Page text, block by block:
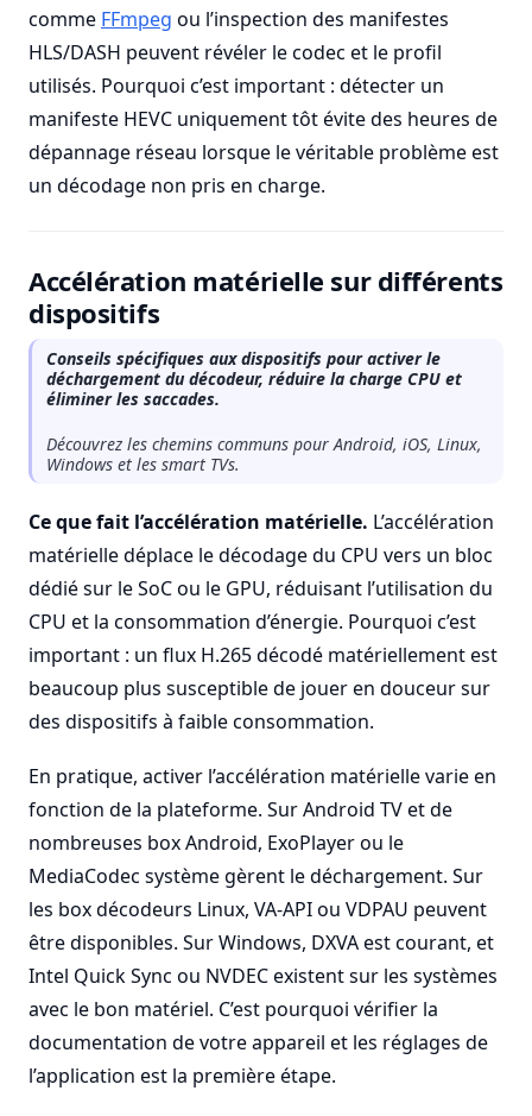
comme FFmpeg ou l’inspection des manifestes
HLS/DASH peuvent révéler le codec et le profil
utilisés. Pourquoi c’est important : détecter un
manifeste HEVC uniquement tôt évite des heures de
dépannage réseau lorsque le véritable problème est
un décodage non pris en charge.
Accélération matérielle sur différents
dispositifs
Conseils spécifiques aux dispositifs pour activer le
déchargement du décodeur, réduire la charge CPU et
éliminer les saccades.
Découvrez les chemins communs pour Android, iOS, Linux,
Windows et les smart TVs.
Ce que fait l’accélération matérielle. L’accélération
matérielle déplace le décodage du CPU vers un bloc
dédié sur le SoC ou le GPU, réduisant l’utilisation du
CPU et la consommation d’énergie. Pourquoi c’est
important : un flux H.265 décodé matériellement est
beaucoup plus susceptible de jouer en douceur sur
des dispositifs à faible consommation.
En pratique, activer l’accélération matérielle varie en
fonction de la plateforme. Sur Android TV et de
nombreuses box Android, ExoPlayer ou le
MediaCodec système gèrent le déchargement. Sur
les box décodeurs Linux, VA-API ou VDPAU peuvent
être disponibles. Sur Windows, DXVA est courant, et
Intel Quick Sync ou NVDEC existent sur les systèmes
avec le bon matériel. C’est pourquoi vérifier la
documentation de votre appareil et les réglages de
l’application est la première étape.